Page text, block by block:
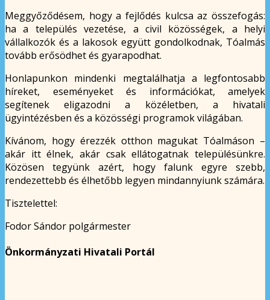
Meggyőződésem, hogy a fejlődés kulcsa az összefogás:
ha a település vezetése, a civil közösségek, a helyi
vállalkozók és a lakosok együtt gondolkodnak, Tóalmás
tovább erősödhet és gyarapodhat.
Honlapunkon mindenki megtalálhatja a legfontosabb
híreket, eseményeket és információkat, amelyek
segítenek eligazodni a közéletben, a hivatali
ügyintézésben és a közösségi programok világában.
Kívánom, hogy érezzék otthon magukat Tóalmáson –
akár itt élnek, akár csak ellátogatnak településünkre.
Közösen tegyünk azért, hogy falunk egyre szebb,
rendezettebb és élhetőbb legyen mindannyiunk számára.
Tisztelettel:
Fodor Sándor polgármester
Önkormányzati Hivatali Portál